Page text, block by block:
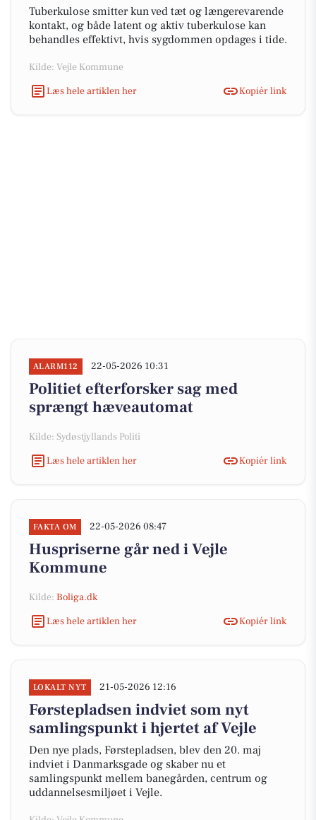
Tuberkulose smitter kun ved tæt og længerevarende
kontakt, og både latent og aktiv tuberkulose kan
behandles effektivt, hvis sygdommen opdages i tide.
Kilde: Vejle Kommune
Læs hele artiklen her
Kopiér link
ALARM112 22-05-2026 10:31
Politiet efterforsker sag med
sprængt hæveautomat
Kilde: Sydøstjyllands Politi
Læs hele artiklen her
Kopiér link
FAKTA OM 22-05-2026 08:47
Huspriserne går ned i Vejle
Kommune
Kilde: Boliga.dk
Læs hele artiklen her
Kopiér link
LOKALT NYT 21-05-2026 12:16
Førstepladsen indviet som nyt
samlingspunkt i hjertet af Vejle
Den nye plads, Førstepladsen, blev den 20. maj
indviet i Danmarksgade og skaber nu et
samlingspunkt mellem banegården, centrum og
uddannelsesmiljøet i Vejle.